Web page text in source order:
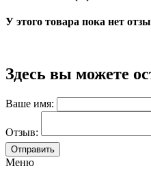
У этого товара пока нет
Здесь вы можете
Ваше имя:
Отзыв:
Меню